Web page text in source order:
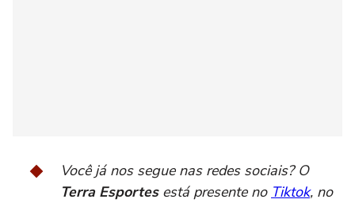
Você já nos segue nas redes sociais? O
Terra Esportesestá presente no Tiktok, no